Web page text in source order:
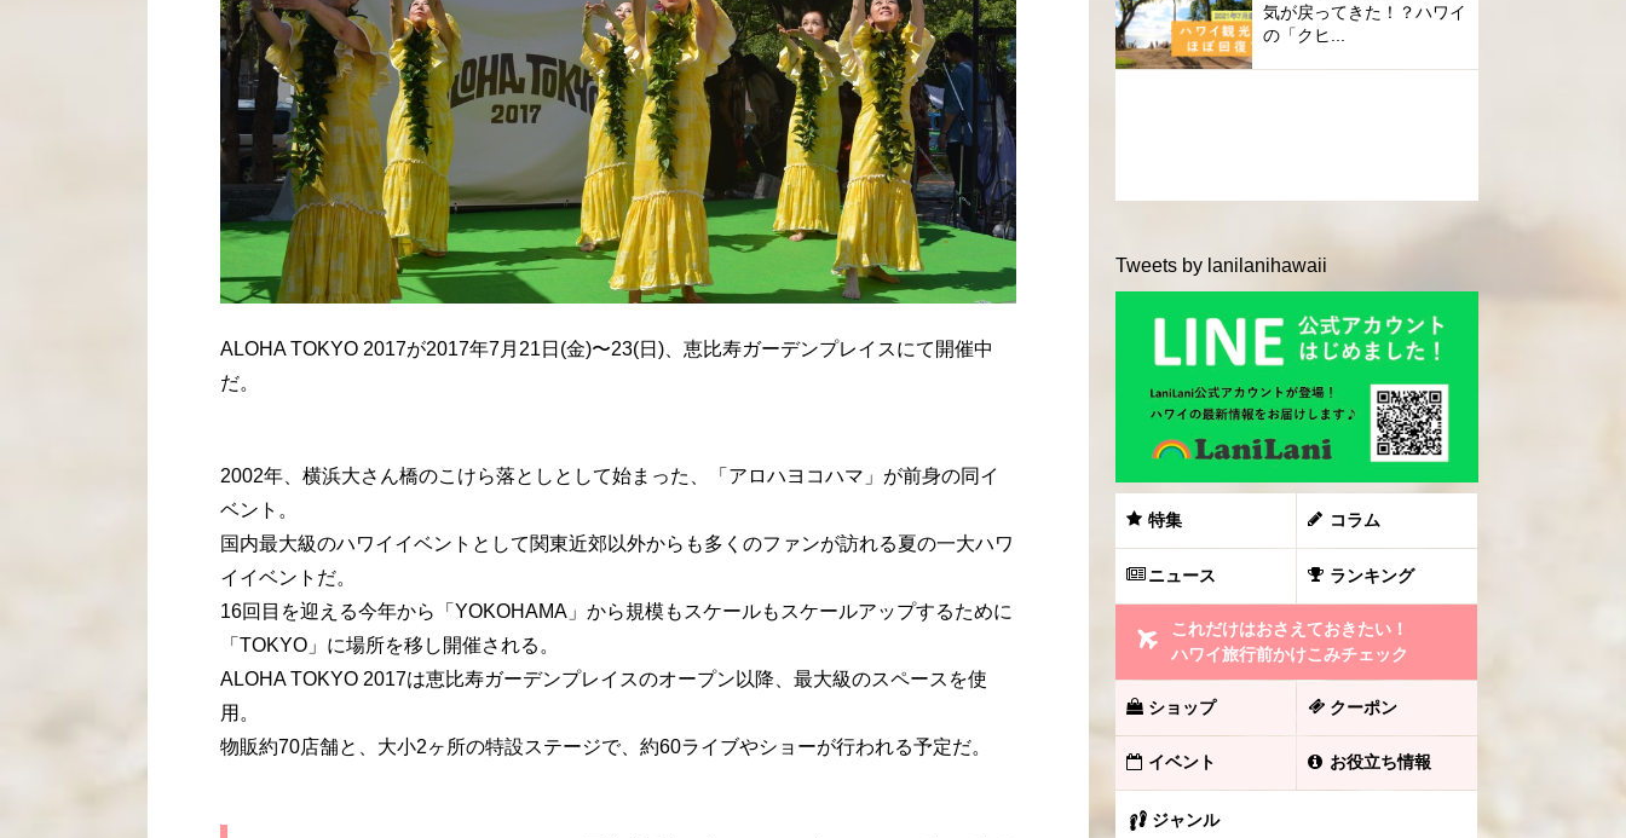
ALOHA TOKYO 2017が2017年7月21日(金)〜23(日)、恵比寿ガーデンプレイスにて開催中
だ。
2002年、横浜大さん橋のこけら落としとして始まった、「アロハヨコハマ」が前身の同イ
ベント。
国内最大級のハワイイベントとして関東近郊以外からも多くのファンが訪れる夏の一大ハワ
イイベントだ。
16回目を迎える今年から「YOKOHAMA」から規模もスケールもスケールアップするために
「TOKYO」に場所を移し開催される。
ALOHA TOKYO 2017は恵比寿ガーデンプレイスのオープン以降、最大級のスペースを使
用。
物販約70店舗と、大小2ヶ所の特設ステージで、約60ライブやショーが行われる予定だ。
気が戻ってきた！？ハワイ
の「クヒ...
Tweets by lanilanihawaii
特集 コラム
ニュース ランキング
これだけはおさえておきたい！
ハワイ旅行前かけこみチェック
ショップ クーポン
イベント お役立ち情報
ジャンル